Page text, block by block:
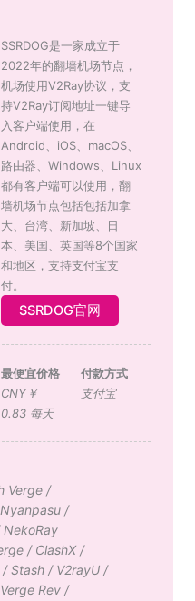
SSRDOG是一家成立于
2022年的翻墙机场节点，
机场使用V2Ray协议，支
持V2Ray订阅地址一键导
入客户端使用，在
Android、iOS、macOS、
路由器、Windows、Linux
都有客户端可以使用，翻
墙机场节点包括包括加拿
大、台湾、新加坡、日
本、美国、英国等8个国家
和地区，支持支付宝支
付。
SSRDOG官网
最便宜价格
CNY￥
0.83 每天
付款方式
支付宝
Verge/
/
NekoRay
/ ClashX/
Stash/ V2rayU/
Rev/